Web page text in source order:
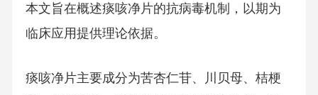
本文旨在概述痰咳净片的抗病毒机制，以期为
临床应用提供理论依据。
痰咳净片主要成分为苦杏仁苷、川贝母、桔梗